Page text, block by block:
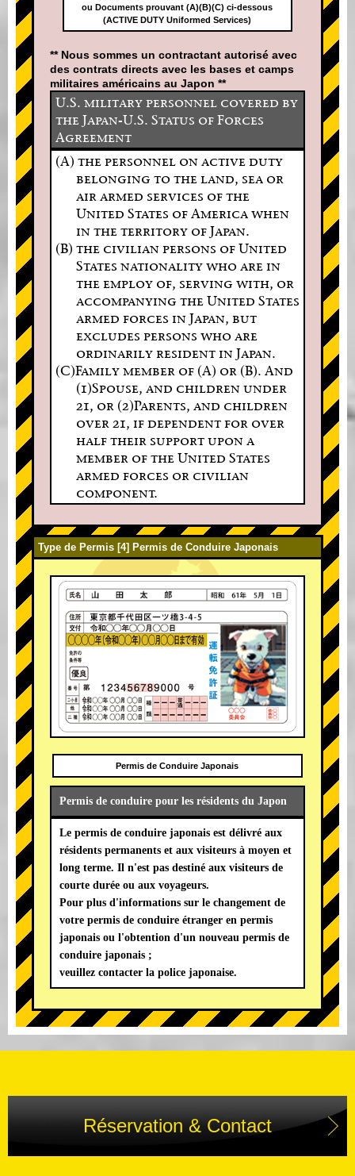
ou Documents prouvant (A)(B)(C) ci-dessous
(ACTIVE DUTY Uniformed Services)
** Nous sommes un contractant autorisé avec
des contrats directs avec les bases et camps
militaires américains au Japon **
U.S. military personnel covered by
the Japan-U.S. Status of Forces
Agreement
(A) the personnel on active duty
belonging to the land, sea or
air armed services of the
United States of America when
in the territory of Japan.
(B) the civilian persons of United
States nationality who are in
the employ of, serving with, or
accompanying the United States
armed forces in Japan, but
excludes persons who are
ordinarily resident in Japan.
(C)Family member of (A) or (B). And
(1)Spouse, and children under
21, or (2)Parents, and children
over 21, if dependent for over
half their support upon a
member of the United States
armed forces or civilian
component.
Type de Permis [4] Permis de Conduire Japonais
Permis de Conduire Japonais
Permis de conduire pour les résidents du Japon
Le permis de conduire japonais est délivré aux
résidents permanents et aux visiteurs à moyen et
long terme. Il n'est pas destiné aux visiteurs de
courte durée ou aux voyageurs.
Pour plus d'informations sur le changement de
votre permis de conduire étranger en permis
japonais ou l'obtention d'un nouveau permis de
conduire japonais ;
veuillez contacter la police japonaise.
Réservation & Contact